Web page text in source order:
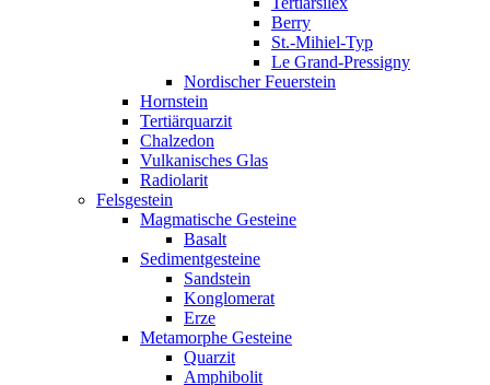
Berry
St.-Mihiel-Typ
Le Grand-Pressigny
Nordischer Feuerstein
Hornstein
Tertiärquarzit
Chalzedon
Vulkanisches Glas
Radiolarit
Felsgestein
Magmatische Gesteine
Basalt
Sedimentgesteine
Sandstein
Konglomerat
Erze
Metamorphe Gesteine
Quarzit
Amphibolit